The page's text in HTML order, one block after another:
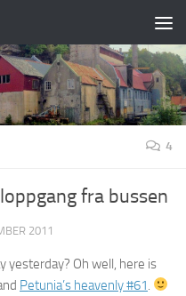
4
fra bussen
2011
yesterday? Oh well, here is
Petunia’s heavenly #61.